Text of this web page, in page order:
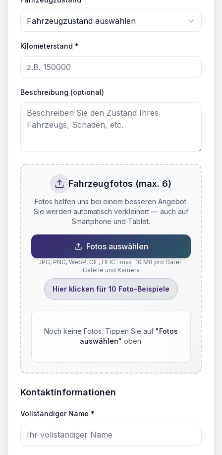
Fahrzeugzustand auswählen
Kilometerstand *
Beschreibung (optional)
Fahrzeugfotos (max. 6)
Fotos helfen uns bei einem besseren Angebot.
Sie werden automatisch verkleinert — auch auf
Smartphone und Tablet.
Fotos auswählen
JPG, PNG, WebP, GIF, HEIC · max. 10 MB pro Datei ·
Galerie und Kamera
Hier klicken für 10 Foto-Beispiele
Noch keine Fotos. Tippen Sie auf "Fotos
auswählen" oben.
Kontaktinformationen
Vollständiger Name *